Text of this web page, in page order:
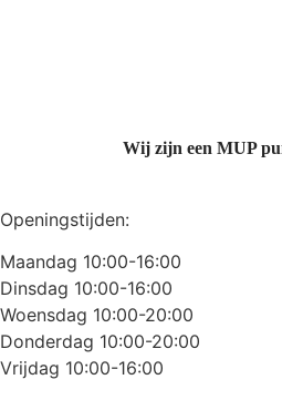
Wij zijn een MUP
Openingstijden:
Maandag 10:00-16:00
Dinsdag 10:00-16:00
Woensdag 10:00-20:00
Donderdag 10:00-20:00
Vrijdag 10:00-16:00